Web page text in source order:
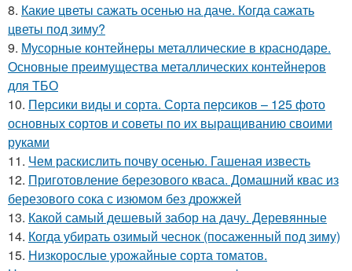
8. Какие цветы сажать осенью на даче. Когда сажать
цветы под зиму?
9. Мусорные контейнеры металлические в краснодаре.
Основные преимущества металлических контейнеров
для ТБО
10. Персики виды и сорта. Сорта персиков – 125 фото
основных сортов и советы по их выращиванию своими
руками
11. Чем раскислить почву осенью. Гашеная известь
12. Приготовление березового кваса. Домашний квас из
березового сока с изюмом без дрожжей
13. Какой самый дешевый забор на дачу. Деревянные
14. Когда убирать озимый чеснок (посаженный под зиму)
15. Низкорослые урожайные сорта томатов.